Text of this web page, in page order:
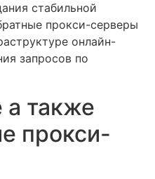
стабильной
прокси-серверы
онлайн-
запросов по
также
прокси-